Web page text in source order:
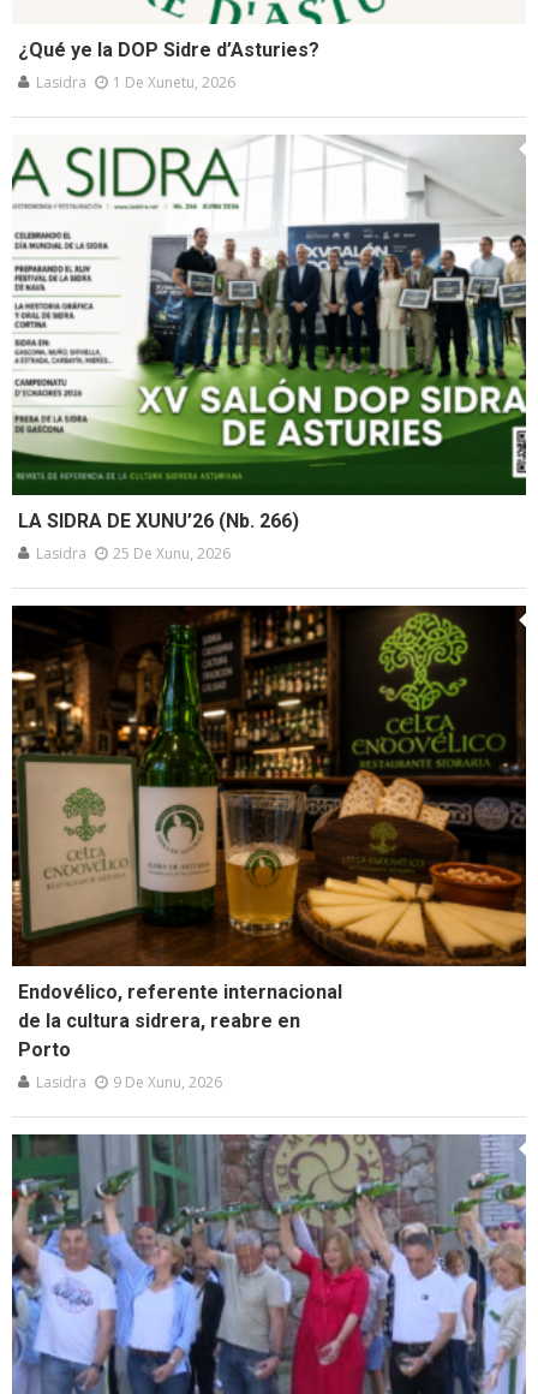
¿Qué ye la DOP Sidre d’Asturies?
Lasidra 1 De Xunetu, 2026
LA SIDRA DE XUNU’26 (Nb. 266)
Lasidra 25 De Xunu, 2026
Endovélico, referente internacional
de la cultura sidrera, reabre en
Porto
Lasidra 9 De Xunu, 2026